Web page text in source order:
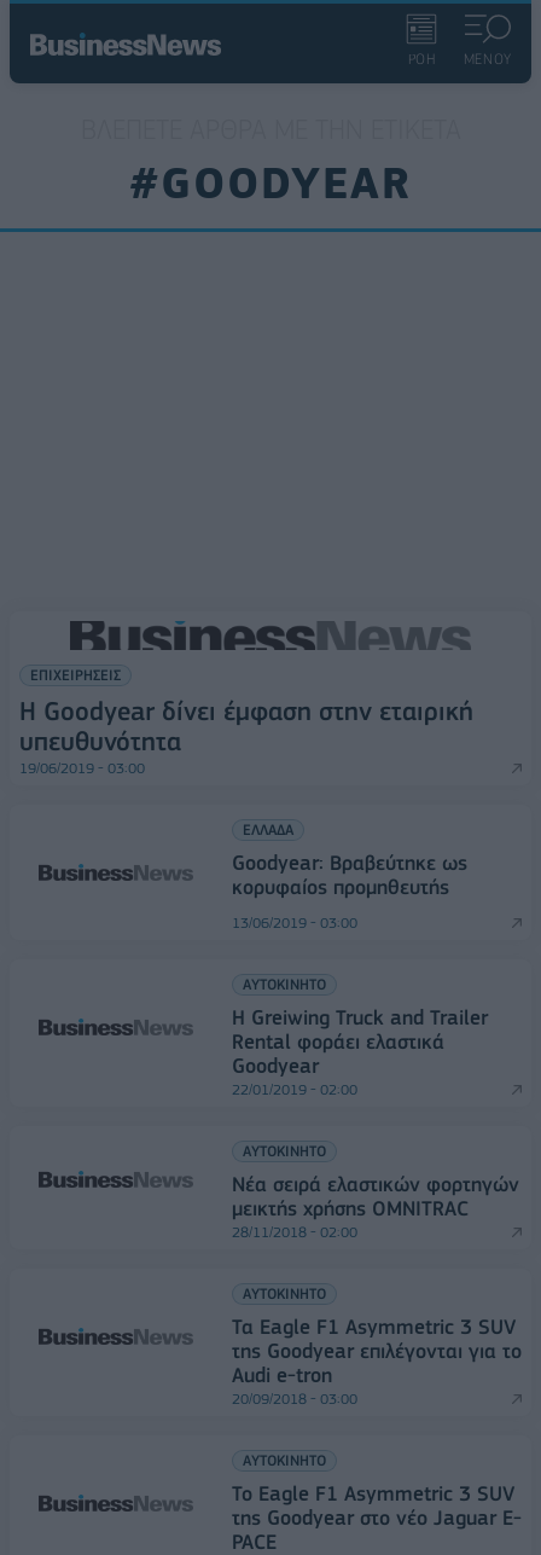
ΡΟΗ ΜΕΝΟΥ
#GOODYEAR
ΕΠΙΧΕΙΡΗΣΕΙΣ
Η Goodyear δίνει έμφαση στην εταιρική
υπευθυνότητα
19/06/2019 - 03:00
ΕΛΛΑΔΑ
Goodyear: Βραβεύτηκε ως
κορυφαίος προμηθευτής
13/06/2019 - 03:00
ΑΥΤΟΚΙΝΗΤΟ
Η Greiwing Truck and Trailer
Rental φοράει ελαστικά
Goodyear
22/01/2019 - 02:00
ΑΥΤΟΚΙΝΗΤΟ
Νέα σειρά ελαστικών φορτηγών
μεικτής χρήσης OMNITRAC
28/11/2018 - 02:00
ΑΥΤΟΚΙΝΗΤΟ
Τα Eagle F1 Asymmetric 3 SUV
της Goodyear επιλέγονται για το
Audi e-tron
20/09/2018 - 03:00
ΑΥΤΟΚΙΝΗΤΟ
Το Eagle F1 Asymmetric 3 SUV
της Goodyear στο νέο Jaguar E-
PACE